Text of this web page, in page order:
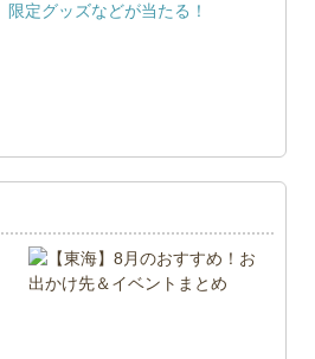
限定グッズなどが当たる！